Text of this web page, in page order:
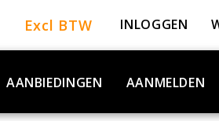
Excl BTW INLOGGEN
AANBIEDINGEN AANMELDEN